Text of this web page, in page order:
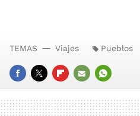
FACEBOOK
TWITTERFLIPBOARD
E-
MAIL
WHATSAPP
TEMAS Viajes Pueblos